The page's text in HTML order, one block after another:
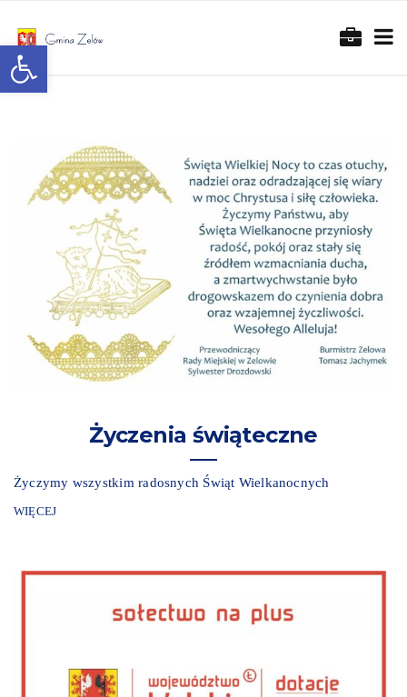
Otwórz pasek narzędzi
Życzenia świąteczne
Życzymy wszystkim radosnych Świąt Wielkanocnych
WIĘCEJ